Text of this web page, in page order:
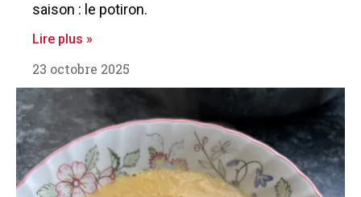
saison : le potiron.
Lire plus »
23 octobre 2025